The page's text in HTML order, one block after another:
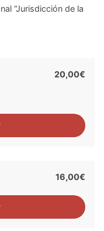
“Jurisdicción de la
20,00€
16,00€